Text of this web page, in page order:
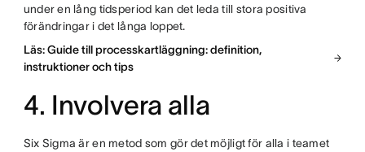
under en lång tidsperiod kan det leda till stora positiva
förändringar i det långa loppet.
Läs: Guide till processkartläggning: definition,
instruktioner och tips
4. Involvera alla
Six Sigma är en metod som gör det möjligt för alla i teamet